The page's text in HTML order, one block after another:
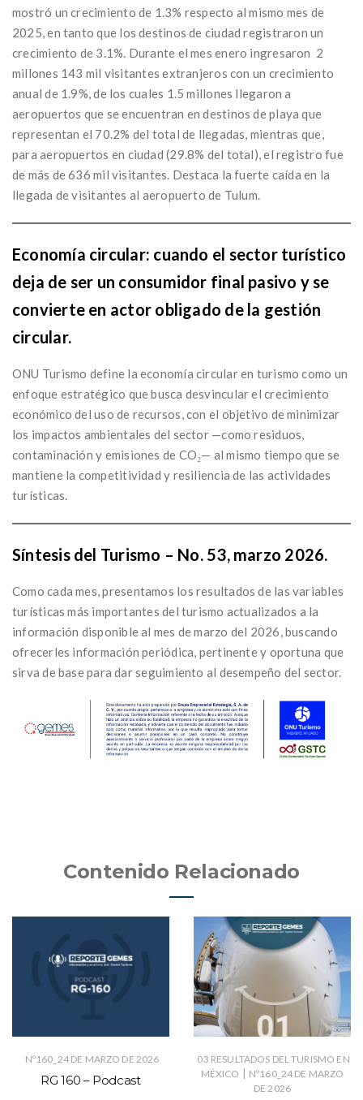
mostró un crecimiento de 1.3% respecto al mismo mes de
2025, en tanto que los destinos de ciudad registraron un
crecimiento de 3.1%. Durante el mes enero ingresaron 2
millones 143 mil visitantes extranjeros con un crecimiento
anual de 1.9%, de los cuales 1.5 millones llegaron a
aeropuertos que se encuentran en destinos de playa que
representan el 70.2% del total de llegadas, mientras que,
para aeropuertos en ciudad (29.8% del total), el registro fue
de más de 636 mil visitantes. Destaca la fuerte caída en la
llegada de visitantes al aeropuerto de Tulum.
Economía circular: cuando el sector turístico
deja de ser un consumidor final pasivo y se
convierte en actor obligado de la gestión
circular.
ONU Turismo define la economía circular en turismo como un
enfoque estratégico que busca desvincular el crecimiento
económico del uso de recursos, con el objetivo de minimizar
los impactos ambientales del sector —como residuos,
contaminación y emisiones de CO₂— al mismo tiempo que se
mantiene la competitividad y resiliencia de las actividades
turísticas.
Síntesis del Turismo – No. 53, marzo 2026.
Como cada mes, presentamos los resultados de las variables
turísticas más importantes del turismo actualizados a la
información disponible al mes de marzo del 2026, buscando
ofrecerles información periódica, pertinente y oportuna que
sirva de base para dar seguimiento al desempeño del sector.
Contenido Relacionado
Nº160_24 DE MARZO DE 2026
RG 160 – Podcast
03 RESULTADOS DEL TURISMO EN
MÉXICO
Nº160_24 DE MARZO
DE 2026